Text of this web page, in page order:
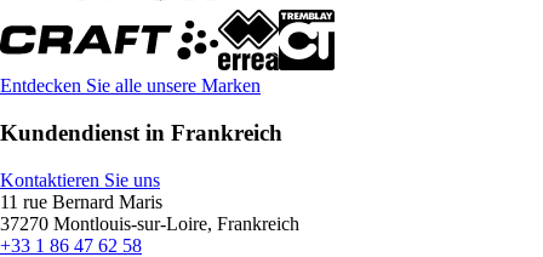
Entdecken Sie alle unsere Marken
Kundendienst in Frankreich
Kontaktieren Sie uns
11 rue Bernard Maris
37270 Montlouis-sur-Loire, Frankreich
+33 1 86 47 62 58